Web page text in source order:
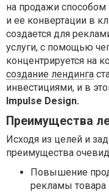
на продажи способом
и ее конвертации в
создается для
услуги, с помощью
концентрируется на
создание лендинга
инвестициями, и в
Impulse Design.
Преимущества
Исходя из целей и
преимущества
Повышение
рекламы товара